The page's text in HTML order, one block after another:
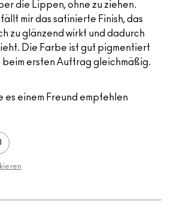
die Lippen, ohne zu ziehen.
mir das satinierte Finish, das
zu glänzend wirkt und dadurch
Die Farbe ist gut pigmentiert
ersten Auftrag gleichmäßig.
es einem Freund empfehlen